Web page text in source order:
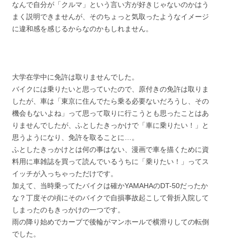
なんで自分が「クルマ」という言い方が好きじゃないのかはう
まく説明できませんが、そのちょっと気取ったようなイメージ
に違和感を感じるからなのかもしれません。
大学在学中に免許は取りませんでした。
バイクには乗りたいと思っていたので、原付きの免許は取りま
したが、車は「東京に住んでたら乗る必要ないだろうし、その
機会もないよね」って思って取りに行こうとも思ったことはあ
りませんでしたが、ふとしたきっかけで「車に乗りたい！」と
思うようになり、免許を取ることに…。
ふとしたきっかけとは何の事はない、漫画で車を描くために資
料用に車雑誌を買って読んでいるうちに「乗りたい！」ってス
イッチが入っちゃっただけです。
加えて、当時乗ってたバイクは確かYAMAHAのDT-50だったか
な？丁度その頃にそのバイクで自損事故起こして骨折入院して
しまったのもきっかけの一つです。
雨の降り始めでカーブで後輪がマンホールで横滑りしての転倒
でした。